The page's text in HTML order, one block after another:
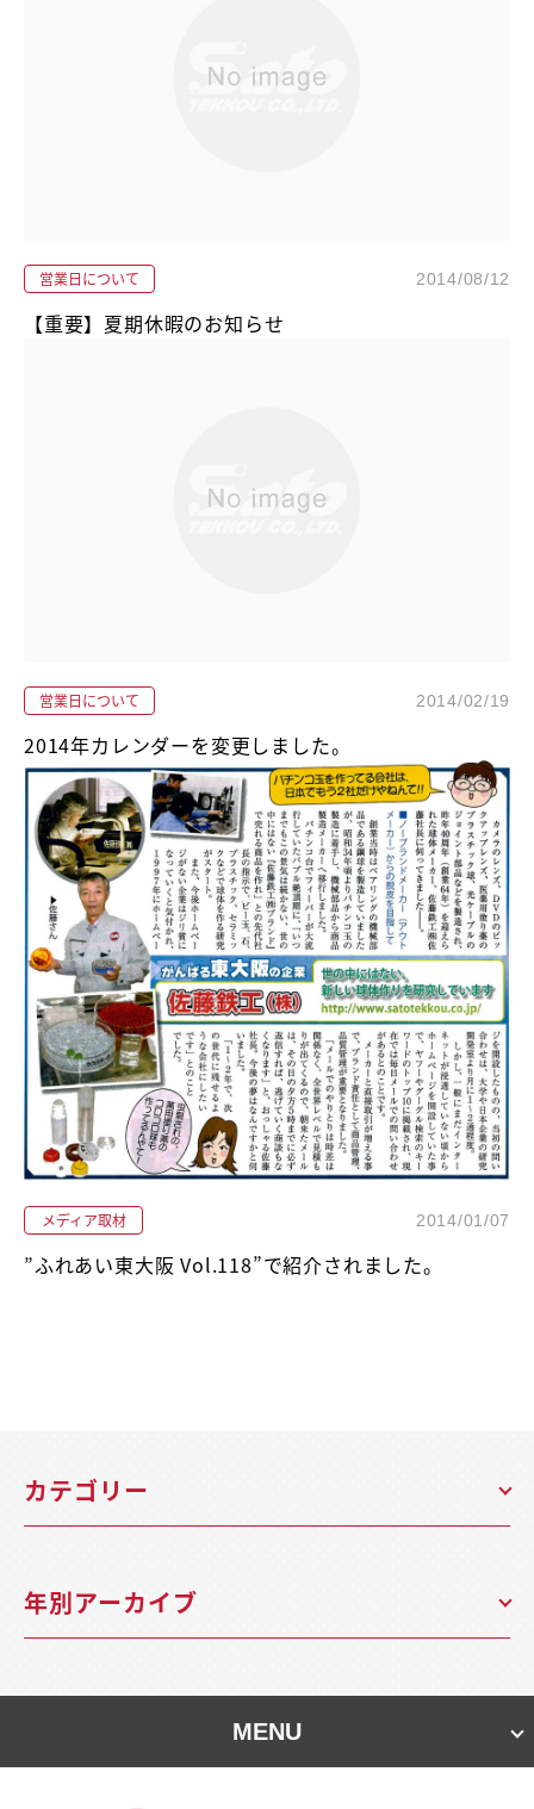
営業日について 2014/08/12
【重要】夏期休暇のお知らせ
営業日について 2014/02/19
2014年カレンダーを変更しました。
メディア取材 2014/01/07
”ふれあい東大阪 Vol.118”で紹介されました。
カテゴリー
年別アーカイブ
MENU